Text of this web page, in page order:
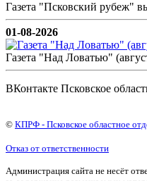
Газета "Псковский рубеж"
01-08-2026
Газета "Над Ловатью"
ВКонтакте Псковское
© КПРФ - Псковское областное
Отказ от ответственности
Администрация сайта не несёт